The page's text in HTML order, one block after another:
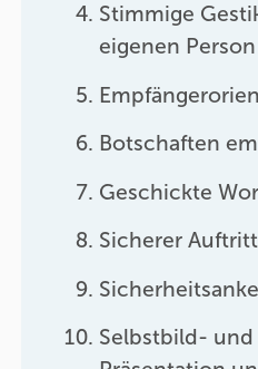
Stimmige
eigenen Person
Botschaften
Geschickte
Sicherer
Selbstbild-